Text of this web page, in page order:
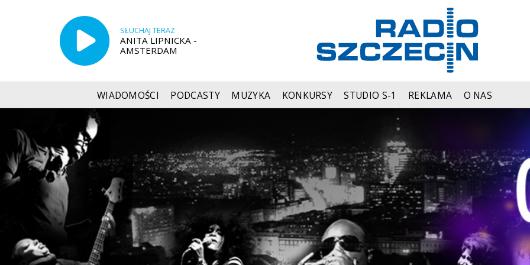
SŁUCHAJ TERAZ
ANITA LIPNICKA -
AMSTERDAM
WIADOMOŚCI PODCASTY MUZYKA KONKURSY STUDIO S-1 REKLAMA O NAS